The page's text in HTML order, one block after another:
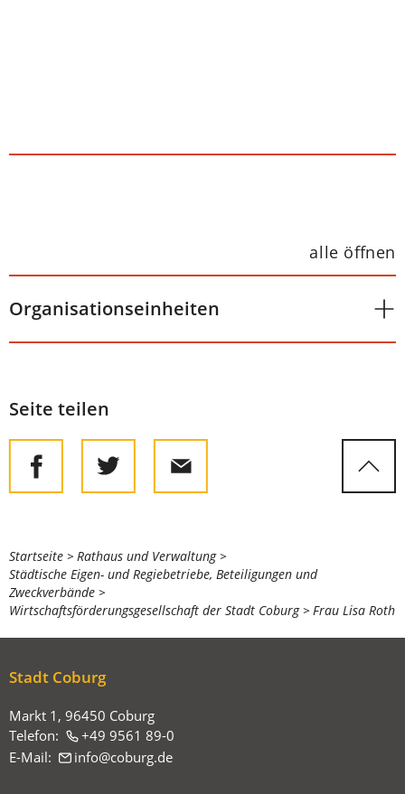
alle öffnen
Organisationseinheiten
Seite teilen
Sie
befinden
sich
hier:
Startseite
Rathaus und Verwaltung
Städtische Eigen- und Regiebetriebe, Beteiligungen und
Zweckverbände
Wirtschaftsförderungsgesellschaft der Stadt Coburg
Frau Lisa Roth
Stadt Coburg
Markt 1, 96450 Coburg
Telefon:
+49 9561 89-0
E-Mail:
info coburg de